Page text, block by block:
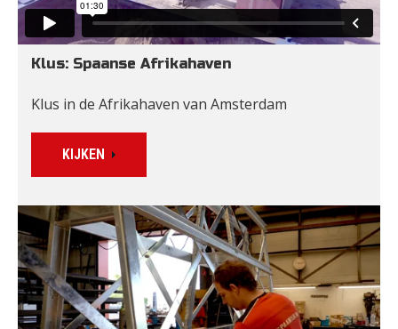
Klus: Spaanse Afrikahaven
Klus in de Afrikahaven van Amsterdam
KIJKEN